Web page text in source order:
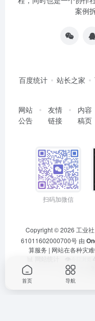
案例
百度统计 站长之家
网站
公告
友情
链接
内容
稿页
扫码加微信
Copyright © 2026 工业社
61011602000700号 由
算服务 | 网站在各种灾
📊总浏览量
首页 导航